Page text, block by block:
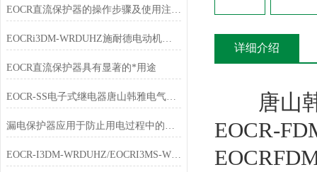
EOCR直流保护器的操作步骤及使用注意事项
EOCRi3DM-WRDUHZ施耐德电动机保护器技术说明
EOCR直流保护器具有显著的*用途
EOCR-SS电子式继电器唐山韩雅电气专业销售
漏电保护器应用于防止用电过程中的单相触电事故
EOCR-I3DM-WRDUHZ/EOCRI3MS-WRDUHZ施耐德原装电动机保护器简介
详细介绍
唐山韩
EOCR-